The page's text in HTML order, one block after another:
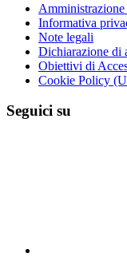
Amministrazione
Informativa
Note legali
Dichiarazione di
Obiettivi di
Cookie Policy
Seguici su